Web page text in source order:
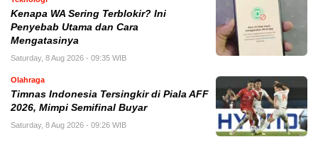
Kenapa WA Sering Terblokir? Ini
Penyebab Utama dan Cara
Mengatasinya
Saturday, 8 Aug 2026 - 09:35 WIB
Olahraga
Timnas Indonesia Tersingkir di Piala AFF
2026, Mimpi Semifinal Buyar
Saturday, 8 Aug 2026 - 09:26 WIB